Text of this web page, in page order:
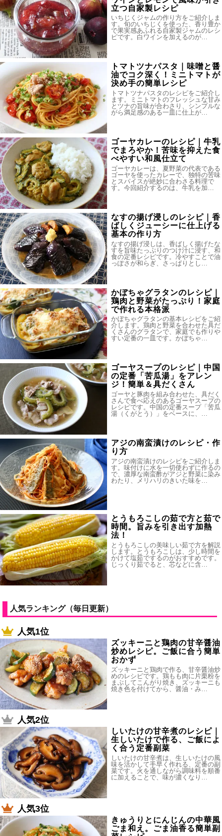
立つ自家製レシピ
いちじくジャムの作り方をご紹介しま
す。旬のいちじくを使った、香り豊か
で果実感あふれる自家製ジャムのレシ
ピです。白ワインを加えるのが…
トマトツナパスタ｜味噌と醤
油でコク深く！ミニトマトが
決め手の簡単レシピ
トマトツナパスタのレシピをご紹介し
ます。ミニトマトのフレッシュな甘み
とツナの旨味が合わさり、シンプルな
がら満足感のある一皿に仕上が…
ゴーヤカレーのレシピ｜牛乳
でまろやか！苦味を抑えた食
べやすい和風仕立て
ゴーヤカレーは、夏野菜の代表である
ゴーヤを使ったカレーで、独特の苦味
とスパイスが絶妙に合わさる料理で
す。今回紹介するのは、牛乳を加…
なすの揚げ浸しのレシピ｜香
ばしくジューシーに仕上げる
基本の作り方
なすの揚げ浸しは、香ばしく揚げたな
すを旨味たっぷりのつけ汁に浸す、和
食の定番レシピです。冷やすことで油
っぽさが和らぎ、さっぱりとし…
かぼちゃグラタンのレシピ｜
鶏肉と野菜がたっぷり！家庭
で作れる本格派
かぼちゃグラタンの基本レシピをご紹
介します。鶏肉と野菜を合わせた具だ
くさんのグラタンで、家庭でも作りや
すい定番の一皿です。かぼちゃ…
ゴーヤスープのレシピ｜中国
の定番「苦瓜湯」をアレン
ジ！簡単＆具だくさん
ゴーヤと豚肉を組み合わせた、具だく
さんで食べ応えのあるゴーヤスープの
レシピです。中国の定番スープ「苦瓜
湯（くがとう）」をベースに、…
アジの南蛮漬けのレシピ・作
り方
アジの南蛮漬けのレシピをご紹介しま
す。味付けに水を一切使わずに作るの
で、濃厚な南蛮酢がアジと野菜に染み
わたり、メリハリのきいた味を…
とうもろこしの茹で方と茹で
時間。旨みを引き出す加熱
法！
とうもろこしの美味しい茹で方を解説
します。とうもろこしは、少し時間を
かけて塩茹でするのがおすすめです。
じっくり茹でると、芯などに含…
人気ランキング（毎日更新）
人気1位
ズッキーニと鶏肉の甘辛醤油
炒めレシピ。ご飯に合う簡単
おかず
ズッキーニと鶏肉で作る、甘辛醤油炒
めのレシピです。鶏もも肉に片栗粉を
まぶしてこんがり焼き、ズッキーニも
焼き色を付けてから、醤油・み…
人気2位
しいたけの甘辛煮のレシピ｜
生しいたけで作る、ご飯によ
く合う定番副菜
しいたけの甘辛煮は、生しいたけの風
味を活かして手早く作れる、定番の副
菜です。火を通しながら調味料を順番
に加えることで、味が濃くなり…
人気3位
きゅうりとにんじんの中華風
ごま和え。ごま油香る簡単副